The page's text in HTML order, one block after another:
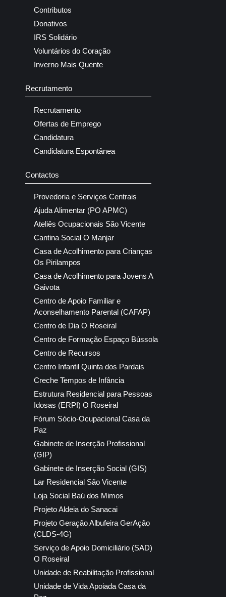
Contributos
Donativos
IRS Solidário
Voluntários do Coração
Inverno Mais Quente
Recrutamento
Recrutamento
Ofertas de Emprego
Candidatura
Candidatura Espontânea
Contactos
Provedoria e Serviços Centrais
Ajuda Alimentar (PO APMC)
Ateliês Ocupacionais São Vicente
Cantina Social O Manjar
Casa de Acolhimento para Crianças
Os Pirilampos
Casa de Acolhimento para Jovens A
Gaivota
Centro de Apoio Familiar e
Aconselhamento Parental (CAFAP)
Centro de Dia O Roseiral
Centro de Formação Espaço Bússola
Centro de Recursos
Centro Infantil Quinta dos Pardais
Creche Tempos de Infância
Estrutura Residencial para Pessoas
Idosas (ERPI) O Roseiral
Fórum Sócio-Ocupacional Casa da
Paz
Gabinete de Inserção Profissional
(GIP)
Gabinete de Inserção Social (GIS)
Lar Residencial São Vicente
Loja Social Baú dos Mimos
Projeto Aldeia do Sanacai
Projeto Geração Albufeira GerAção
(CLDS-4G)
Serviço de Apoio Domiciliário (SAD)
O Roseiral
Unidade de Reabilitação Profissional
Unidade de Vida Apoiada Casa da